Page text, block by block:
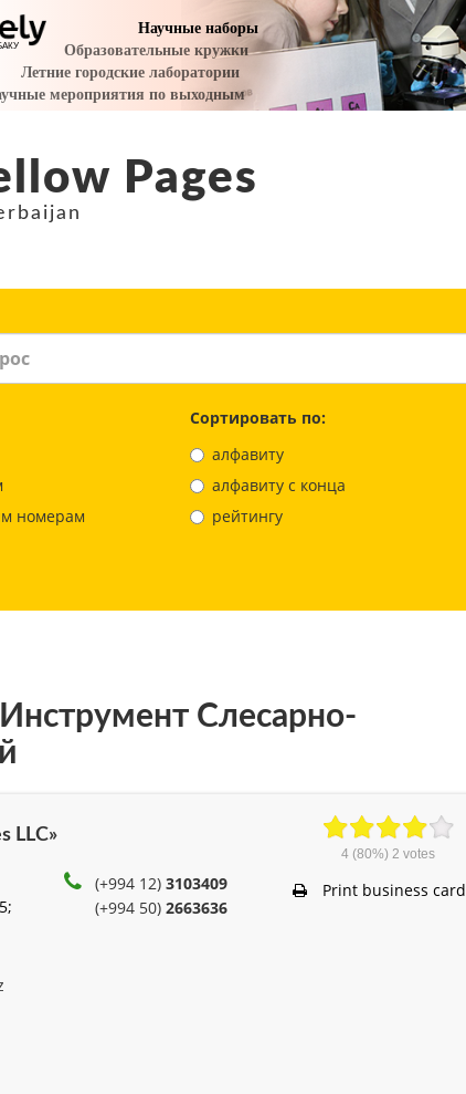
Pages
номерам
Сортировать по:
алфавиту
aлфавиту с конца
рейтингу
Инструмент Слесарно-
LLC»
(+994 12)3103409
(+994 50)2663636
4 (80%) 2 votes
Print business card